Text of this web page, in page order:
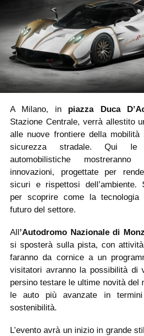
A Milano, in piazza Duca
Stazione Centrale, verrà allestito
alle nuove frontiere della mobilità
sicurezza stradale. Qui le
automobilistiche
innovazioni, progettate per
sicuri e rispettosi dell’ambiente.
per scoprire come la tecnologia
futuro del settore.
All ’Autodromo Nazionale di
si sposterà sulla pista, con
faranno da cornice a un
visitatori avranno la possibilità di
persino testare le ultime novità del
le auto più avanzate in
sostenibilità.
L’evento avrà un inizio in grande